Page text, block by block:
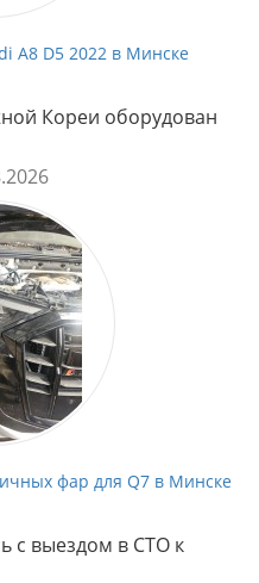
A8 D5 2022 в Минске
Кореи оборудован
фар для Q7 в Минске
с выездом в СТО к